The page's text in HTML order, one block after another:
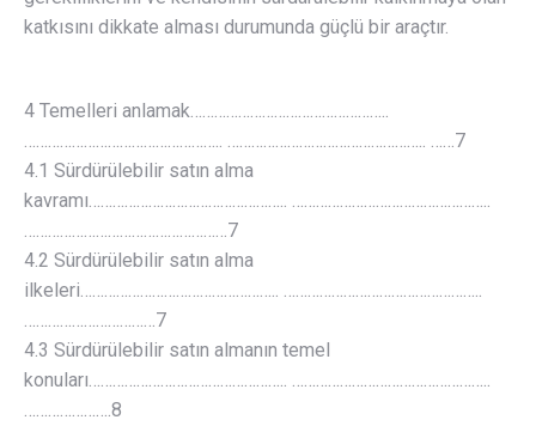
katkısını dikkate alması durumunda güçlü bir araçtır.
4 Temelleri anlamak…………………………………………..
………………………………………….. ………………………………………….. ……7
4.1 Sürdürülebilir satın alma
kavramı………………………………………….. …………………………………………..
……………………………………………7
4.2 Sürdürülebilir satın alma
ilkeleri………………………………………….. …………………………………………..
……………………………7
4.3 Sürdürülebilir satın almanın temel
konuları………………………………………….. …………………………………………..
………………….8